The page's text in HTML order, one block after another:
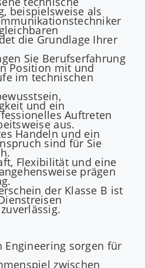
beispielsweise als
die Grundlage Ihrer
Sie Berufserfahrung
Position mit und
im technischen
und ein
Auftreten
aus.
Handeln und ein
sind für Sie
Flexibilität und eine
prägen
der Klasse B ist
Engineering sorgen für
zwischen